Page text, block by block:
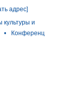
адрес]
культуры и
•
Конференц